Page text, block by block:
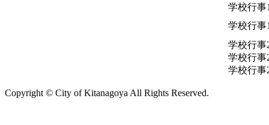
学校行事
学校行事
学校行事
学校行事
学校行事
Copyright © City of Kitanagoya All Rights Reserved.